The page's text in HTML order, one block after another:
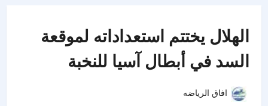
الهلال يختتم استعداداته لموقعة
السد في أبطال آسيا للنخبة
افاق الرياضه